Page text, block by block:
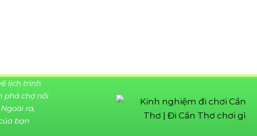
lịch trình
phá chợ nổi
ra,
bạn